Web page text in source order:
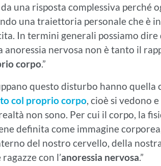
una risposta complessiva perché
una traiettoria personale che è
In termini generali possiamo dire
anoressia nervosa non è tanto il
corpo.”
questo disturbo hanno quella
col proprio corpo, cioè si vedono
non sono. Per cui il corpo, la
definita come immagine
del nostro cervello, della
con l’anoressia nervosa.”